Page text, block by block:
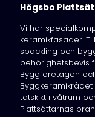
Högsbo
Vi har
keramikfasader.
spackling och
behörighetsbevis
Byggföretagen
tätskikt i våtrum
Plattsättarnas